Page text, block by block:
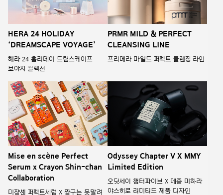
HERA 24 HOLIDAY
‘DREAMSCAPE VOYAGE’
헤라 24 홀리데이 드림스케이프
보야지 컬렉션
PRMR MILD & PERFECT
CLEANSING LINE
프리메라 마일드 퍼펙트 클렌징 라인
Mise en scène Perfect
Serum x Crayon Shin-chan
Collaboration
미쟝센 퍼펙트세럼 X 짱구는 못말려
Odyssey Chapter V X MMY
Limited Edition
오딧세이 챕터파이브 X 메종 미하라
야스히로 리미티드 제품 디자인